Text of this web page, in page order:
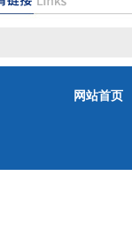
网站首页